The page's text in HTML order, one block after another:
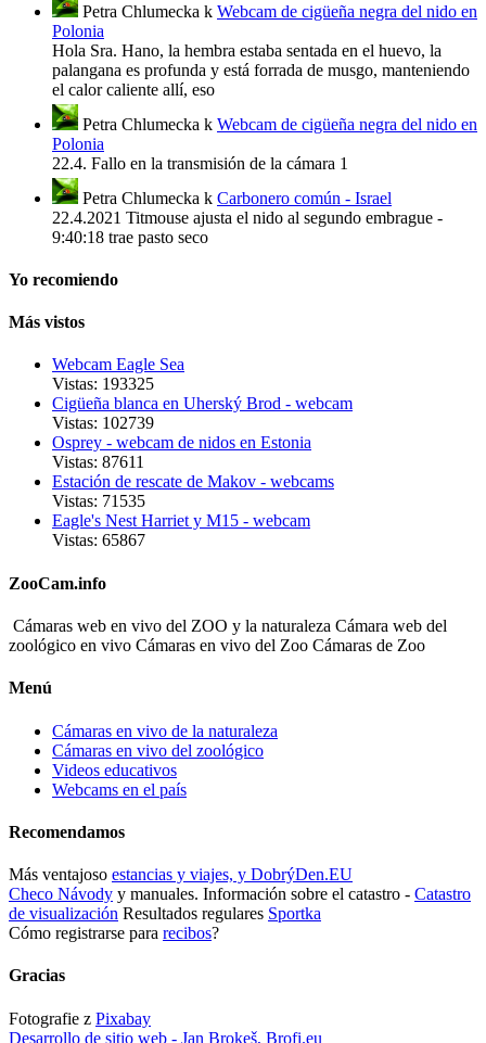
Petra Chlumecka k Webcam de cigüeña negra del nido en
Polonia
Hola Sra. Hano, la hembra estaba sentada en el huevo, la
palangana es profunda y está forrada de musgo, manteniendo
el calor caliente allí, eso
Petra Chlumecka k Webcam de cigüeña negra del nido en
Polonia
22.4. Fallo en la transmisión de la cámara 1
Petra Chlumecka k Carbonero común - Israel
22.4.2021 Titmouse ajusta el nido al segundo embrague -
9:40:18 trae pasto seco
Yo recomiendo
Más vistos
Webcam Eagle Sea
Vistas: 193325
Cigüeña blanca en Uherský Brod - webcam
Vistas: 102739
Osprey - webcam de nidos en Estonia
Vistas: 87611
Estación de rescate de Makov - webcams
Vistas: 71535
Eagle's Nest Harriet y M15 - webcam
Vistas: 65867
ZooCam.info
Cámaras web en vivo del ZOO y la naturaleza Cámara web del
zoológico en vivo Cámaras en vivo del Zoo Cámaras de Zoo
Menú
Cámaras en vivo de la naturaleza
Cámaras en vivo del zoológico
Videos educativos
Webcams en el país
Recomendamos
Más ventajoso estancias y viajes, y DobrýDen.EU
Checo Návody y manuales. Información sobre el catastro - Catastro
de visualización Resultados regulares Sportka
Cómo registrarse para recibos?
Gracias
Fotografie z Pixabay
Desarrollo de sitio web - Jan Brokeš, Brofi.eu